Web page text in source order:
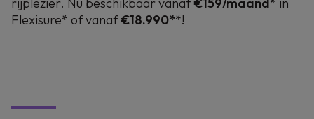
LET OP, GELD LENEN KOST OOK GELD.
Flexisure* of vanaf€18.990**!